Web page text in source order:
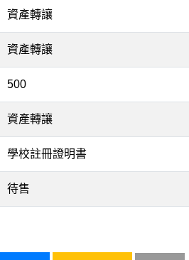
資產轉讓
資產轉讓
500
資產轉讓
學校註冊證明書
待售